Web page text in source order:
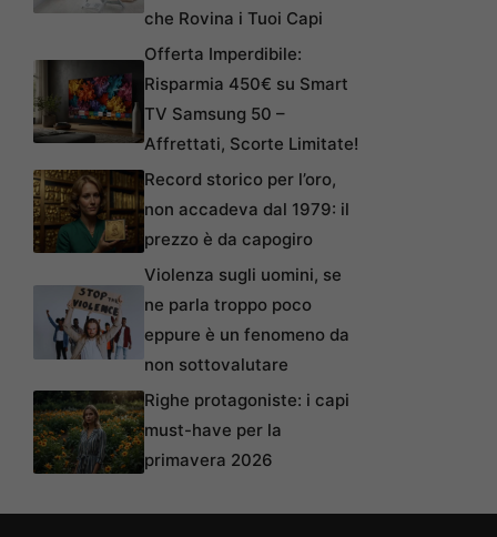
che Rovina i Tuoi Capi
Offerta Imperdibile:
Risparmia 450€ su Smart
TV Samsung 50 –
Affrettati, Scorte Limitate!
Record storico per l’oro,
non accadeva dal 1979: il
prezzo è da capogiro
Violenza sugli uomini, se
ne parla troppo poco
eppure è un fenomeno da
non sottovalutare
Righe protagoniste: i capi
must-have per la
primavera 2026